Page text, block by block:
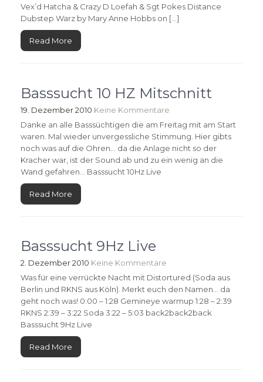
Vex’d Hatcha & Crazy D Loefah & Sgt Pokes Distance
Dubstep Warz by Mary Anne Hobbs on […]
Read More
Basssucht 10 HZ Mitschnitt
19. Dezember 2010 Keine Kommentare
Danke an alle Basssüchtigen die am Freitag mit am Start
waren. Mal wieder unvergessliche Stimmung. Hier gibts
noch was auf die Ohren… da die Anlage nicht so der
Kracher war, ist der Sound ab und zu ein wenig an die
Wand gefahren… Basssucht 10Hz Live
Read More
Basssucht 9Hz Live
2. Dezember 2010 Keine Kommentare
Was für eine verrückte Nacht mit Distortured (Soda aus
Berlin und RKNS aus Köln). Merkt euch den Namen… da
geht noch was! 0:00 – 1:28 Gemineye warmup 1:28 – 2:39
RKNS 2:39 – 3:22 Soda 3:22 – 5:03 back2back2back
Basssucht 9Hz Live
Read More